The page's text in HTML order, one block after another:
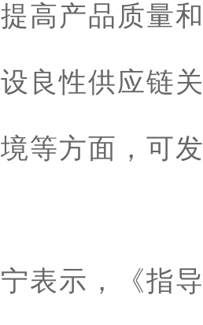
高产品质量
良性供应链
等方面，可
示，《指导